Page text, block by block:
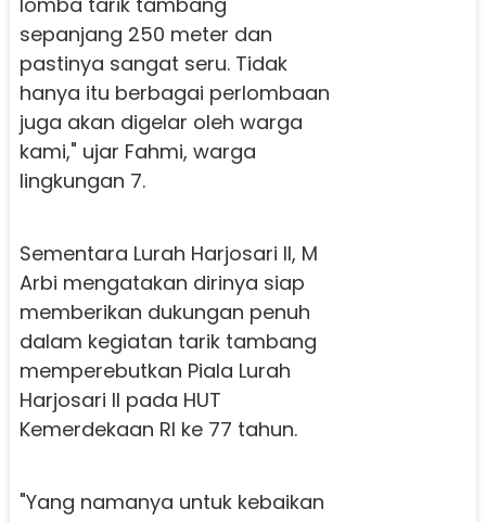
sepanjang 250 meter dan
pastinya sangat seru. Tidak
hanya itu berbagai perlombaan
juga akan digelar oleh warga
kami," ujar Fahmi, warga
lingkungan 7.
Sementara Lurah Harjosari II, M
Arbi mengatakan dirinya siap
memberikan dukungan penuh
dalam kegiatan tarik tambang
memperebutkan Piala Lurah
Harjosari II pada HUT
Kemerdekaan RI ke 77 tahun.
"Yang namanya untuk kebaikan